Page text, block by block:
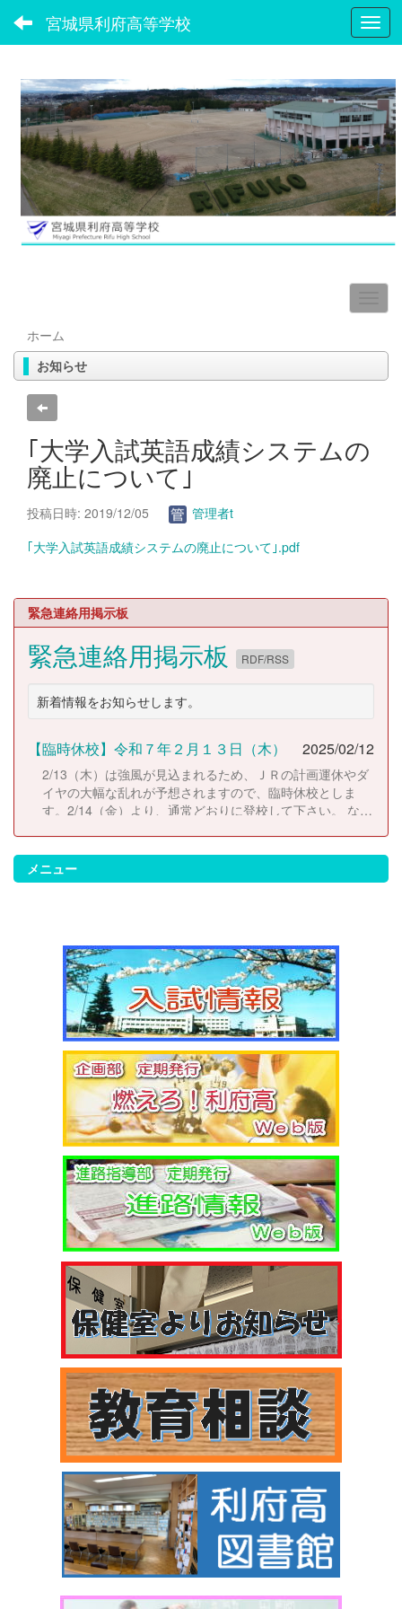
宮城県利府高等学校
ホーム
お知らせ
｢大学入試英語成績システムの
廃止について｣
投稿日時: 2019/12/05
管理者t
｢大学入試英語成績システムの廃止について｣.pdf
緊急連絡用掲示板
緊急連絡用掲示板 RDF/RSS
新着情報をお知らせします。
【臨時休校】令和７年２月１３日（木） 2025/02/12
2/13（木）は強風が見込まれるため、ＪＲの計画運休やダ
イヤの大幅な乱れが予想されますので、臨時休校としま
す。2/14（金）より、通常どおりに登校して下さい。 な
2/18（火）考査４日目
メニュー